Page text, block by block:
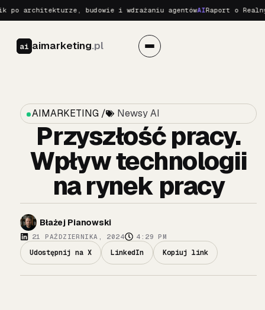
budowie i wdrażaniu agentówAIRaport o Realnych
ai aimarketing.pl
AIMARKETING / Newsy AI
Przyszłość pracy.
Wpływ technologii
na rynek pracy
Błażej Pianowski
21 PAŹDZIERNIKA, 2024 4:29 PM
Udostępnij na X LinkedIn Kopiuj link